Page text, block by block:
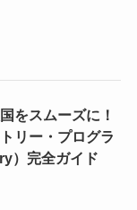
をスムーズに！
リー・プログラ
）完全ガイド